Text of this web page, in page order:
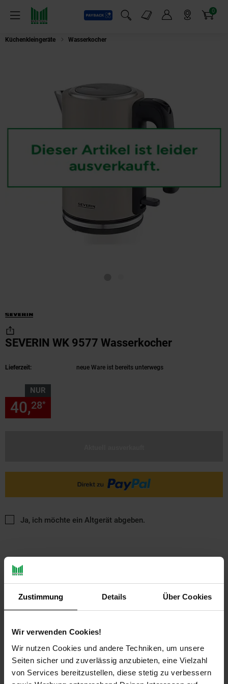
Zustimmung Details Über Cookies
Wir verwenden Cookies!
Wir nutzen Cookies und andere Techniken, um unsere
Seiten sicher und zuverlässig anzubieten, eine Vielzahl
von Services bereitzustellen, diese stetig zu verbessern
Menü
Payback
Suchfeld einblenden
Markt-Angebote 0
Artikel
Küchenkleingeräte Wasserkocher
SEVERIN WK 9577 Wasserkocher
Lieferzeit: neue Ware ist bereits unterwegs
NUR
40,28*
Ja, ich möchte ein Altgerät abgeben.
Payback Punkte Basis°Punkte:
20
Extra°Punkte:
0